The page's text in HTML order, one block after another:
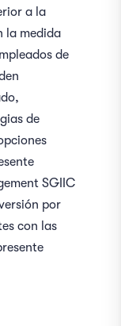
a la
la medida
de
de
SGIIC
por
con las